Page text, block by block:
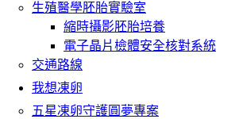
生殖醫學胚胎實驗室
縮時攝影胚胎培養
電子晶片檢體安全核對系統
交通路線
我想凍卵
五星凍卵守護圓夢專案